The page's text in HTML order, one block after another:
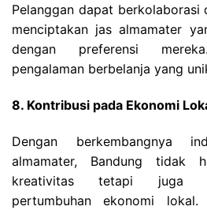
Pelanggan dapat berkolaborasi
menciptakan jas almamater
dengan preferensi
pengalaman berbelanja yang
8. Kontribusi pada Ekonomi
Dengan berkembangnya
almamater, Bandung tidak
kreativitas tetapi juga
pertumbuhan ekonomi lokal.